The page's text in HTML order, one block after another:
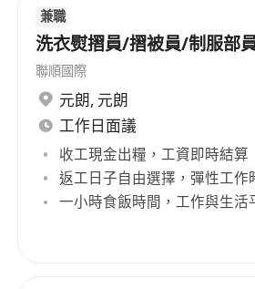
资人定制化讲解业务模式、数据
市场竞争力。
2. 旗舰店卓越运营管理
- 主导公司制定的销售目标的拆
周转率及坪效指标；
- 建立奢侈品级服务标准（SOP
话术、危机处理（如客户投诉/突
- 运用数字化工具（CRM/客流分
兼職
洗衣熨摺員/摺被員/制服部
聯順國際
元朗, 元朗
工作日面議
收工現金出糧，工資即時結算
返工日子自由選擇，彈性工作
一小時食飯時間，工作與生活